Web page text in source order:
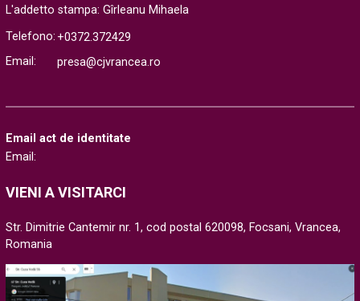
L'addetto stampa: Gîrleanu Mihaela
Telefono: +0372.372429
Email:
presa@cjvrancea.ro
Email act de identitate
Email:
VIENI A VISITARCI
Str. Dimitrie Cantemir nr. 1, cod postal 620098, Focsani, Vrancea,
Romania